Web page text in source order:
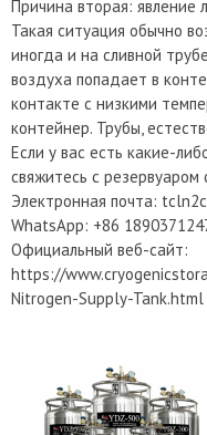
Причина вторая: явление
Такая ситуация обычно
иногда и на сливной
воздуха попадает в
контакте с низкими
контейнер. Трубы,
Если у вас есть какие-
свяжитесь с
Электронная почта:
WhatsApp: +86
Официальный веб-сайт:
https://
Nitrogen-Supply-Tank.html